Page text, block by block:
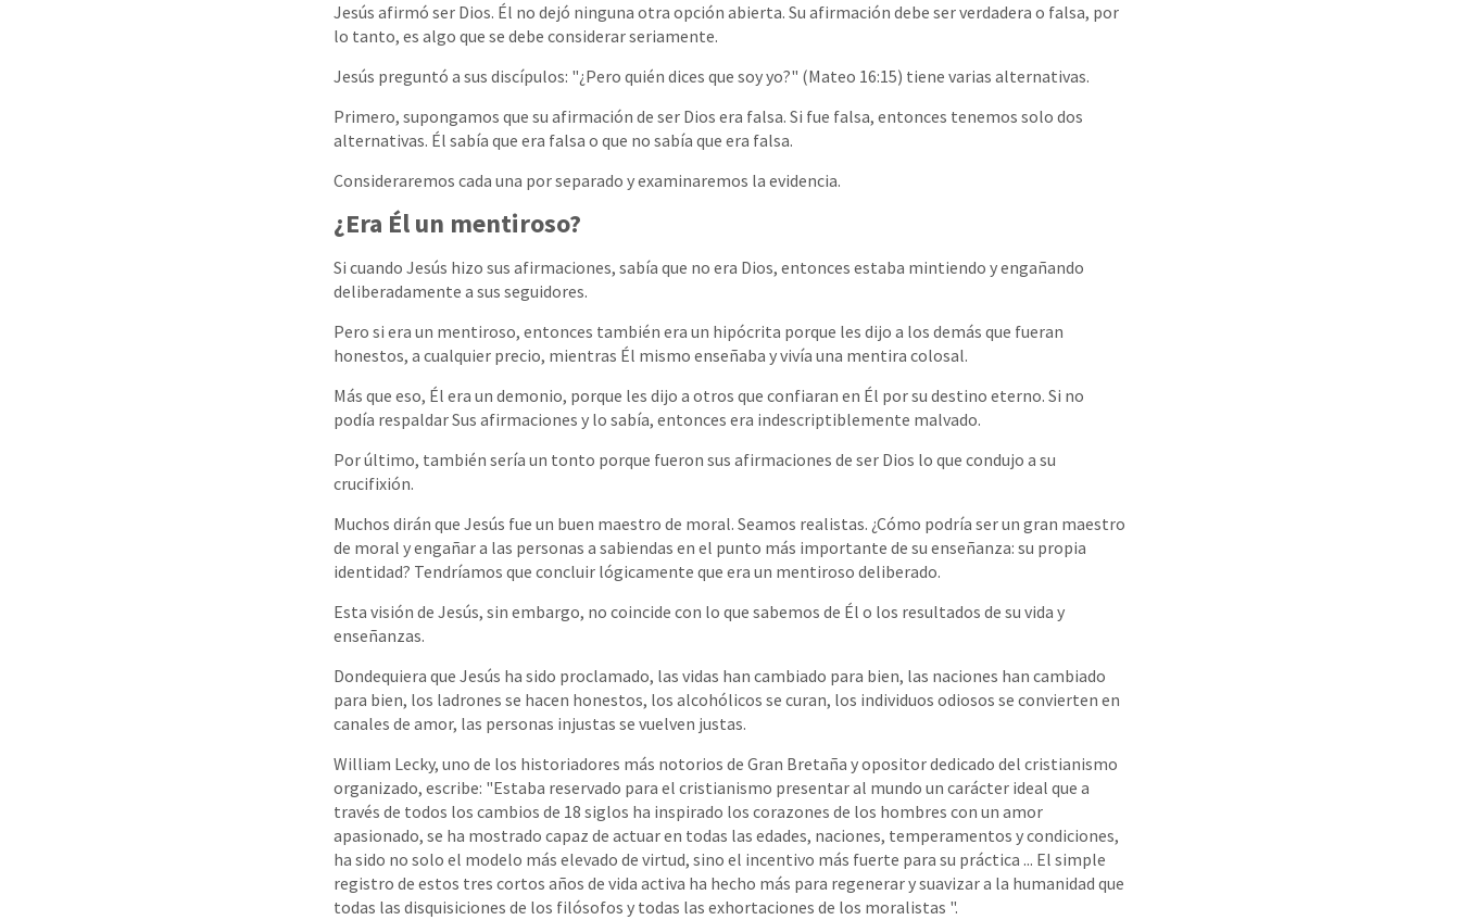
Jesús afirmó ser Dios. Él no dejó ninguna otra opción abierta. Su afirmación debe ser verdadera o falsa, por
lo tanto, es algo que se debe considerar seriamente.
Jesús preguntó a sus discípulos: "¿Pero quién dices que soy yo?" (Mateo 16:15) tiene varias alternativas.
Primero, supongamos que su afirmación de ser Dios era falsa. Si fue falsa, entonces tenemos solo dos
alternativas. Él sabía que era falsa o que no sabía que era falsa.
Consideraremos cada una por separado y examinaremos la evidencia.
¿Era Él un mentiroso?
Si cuando Jesús hizo sus afirmaciones, sabía que no era Dios, entonces estaba mintiendo y engañando
deliberadamente a sus seguidores.
Pero si era un mentiroso, entonces también era un hipócrita porque les dijo a los demás que fueran
honestos, a cualquier precio, mientras Él mismo enseñaba y vivía una mentira colosal.
Más que eso, Él era un demonio, porque les dijo a otros que confiaran en Él por su destino eterno. Si no
podía respaldar Sus afirmaciones y lo sabía, entonces era indescriptiblemente malvado.
Por último, también sería un tonto porque fueron sus afirmaciones de ser Dios lo que condujo a su
crucifixión.
Muchos dirán que Jesús fue un buen maestro de moral. Seamos realistas. ¿Cómo podría ser un gran maestro
de moral y engañar a las personas a sabiendas en el punto más importante de su enseñanza: su propia
identidad? Tendríamos que concluir lógicamente que era un mentiroso deliberado.
Esta visión de Jesús, sin embargo, no coincide con lo que sabemos de Él o los resultados de su vida y
enseñanzas.
Dondequiera que Jesús ha sido proclamado, las vidas han cambiado para bien, las naciones han cambiado
para bien, los ladrones se hacen honestos, los alcohólicos se curan, los individuos odiosos se convierten en
canales de amor, las personas injustas se vuelven justas.
William Lecky, uno de los historiadores más notorios de Gran Bretaña y opositor dedicado del cristianismo
organizado, escribe: "Estaba reservado para el cristianismo presentar al mundo un carácter ideal que a
través de todos los cambios de 18 siglos ha inspirado los corazones de los hombres con un amor
apasionado, se ha mostrado capaz de actuar en todas las edades, naciones, temperamentos y condiciones,
ha sido no solo el modelo más elevado de virtud, sino el incentivo más fuerte para su práctica ... El simple
registro de estos tres cortos años de vida activa ha hecho más para regenerar y suavizar a la humanidad que
todas las disquisiciones de los filósofos y todas las exhortaciones de los moralistas ".